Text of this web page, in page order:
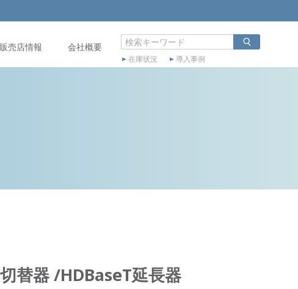
販売店情報 会社概要
在庫状況 導入事例
替器 /HDBaseT延長器